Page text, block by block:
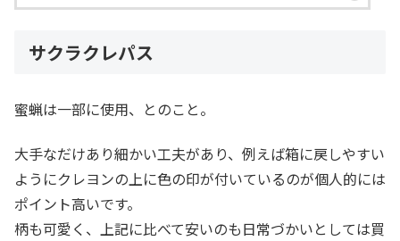
サクラクレパス
蜜蝋は一部に使用、とのこと。
大手なだけあり細かい工夫があり、例えば箱に戻しやすい
ようにクレヨンの上に色の印が付いているのが個人的には
ポイント高いです。
柄も可愛く、上記に比べて安いのも日常づかいとしては買